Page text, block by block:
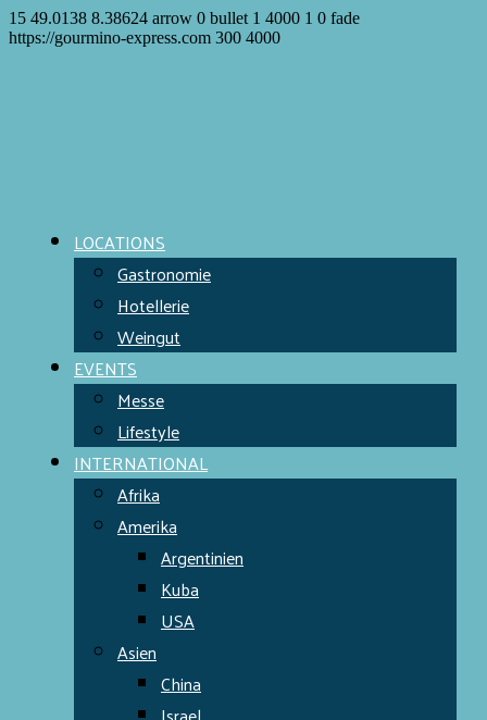
15 49.0138 8.38624 arrow 0 bullet 1 4000 1 0 fade
https://gourmino-express.com 300 4000
LOCATIONS
Gastronomie
Hotellerie
Weingut
EVENTS
Messe
Lifestyle
INTERNATIONAL
Afrika
Amerika
Argentinien
Kuba
USA
Asien
China